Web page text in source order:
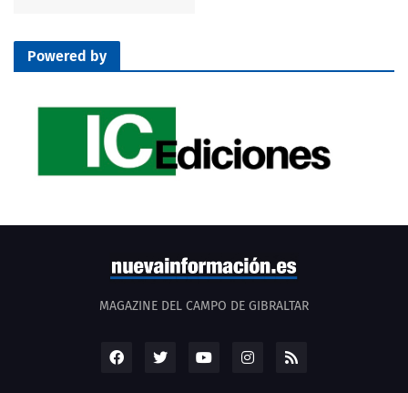
Powered by
MAGAZINE DEL CAMPO DE GIBRALTAR